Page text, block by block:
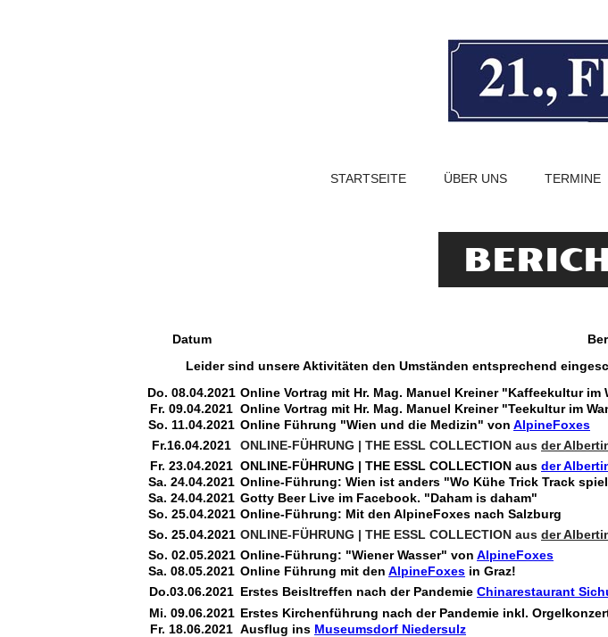
STARTSEITE ÜBER UNS TERMINE
Datum
Leider sind unsere Aktivitäten den Umständen entsprechend
Do. 08.04.2021 Online Vortrag mit Hr. Mag. Manuel Kreiner "Kaffeekultur
Fr. 09.04.2021 Online Vortrag mit Hr. Mag. Manuel Kreiner "Teekultur im
So. 11.04.2021 Online Führung "Wien und die Medizin" von AlpineFoxes
Fr.16.04.2021
ONLINE-FÜHRUNG | THE ESSL COLLECTION aus der
Fr. 23.04.2021 ONLINE-FÜHRUNG | THE ESSL COLLECTION aus der
Sa. 24.04.2021 Online-Führung: Wien ist anders "Wo Kühe Trick Track
Sa. 24.04.2021 Gotty Beer Live im Facebook. "Daham is daham"
So. 25.04.2021 Online-Führung: Mit den AlpineFoxes nach Salzburg
So. 25.04.2021 ONLINE-FÜHRUNG | THE ESSL COLLECTION aus der
So. 02.05.2021 Online-Führung: "Wiener Wasser" von AlpineFoxes
Sa. 08.05.2021 Online Führung mit den AlpineFoxes in Graz!
Do.03.06.2021 Erstes Beisltreffen nach der Pandemie Chinarestaurant
Mi. 09.06.2021 Erstes Kirchenführung nach der Pandemie inkl.
Fr. 18.06.2021 Ausflug ins Museumsdorf Niedersulz